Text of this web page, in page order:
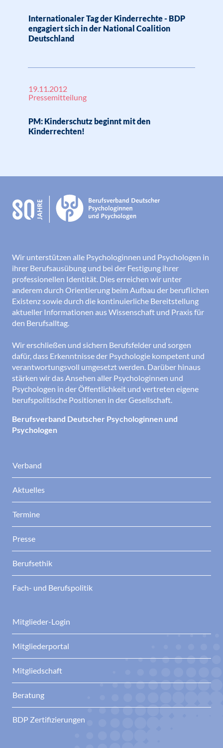
Internationaler Tag der Kinderrechte - BDP
engagiert sich in der National Coalition
Deutschland
19.11.2012
Pressemitteilung
PM: Kinderschutz beginnt mit den
Kinderrechten!
Wir unterstützen alle Psychologinnen und Psychologen in
ihrer Berufsausübung und bei der Festigung ihrer
professionellen Identität. Dies erreichen wir unter
anderem durch Orientierung beim Aufbau der beruflichen
Existenz sowie durch die kontinuierliche Bereitstellung
aktueller Informationen aus Wissenschaft und Praxis für
den Berufsalltag.
Wir erschließen und sichern Berufsfelder und sorgen
dafür, dass Erkenntnisse der Psychologie kompetent und
verantwortungsvoll umgesetzt werden. Darüber hinaus
stärken wir das Ansehen aller Psychologinnen und
Psychologen in der Öffentlichkeit und vertreten eigene
berufspolitische Positionen in der Gesellschaft.
Berufsverband Deutscher Psychologinnen und
Psychologen
Verband
Aktuelles
Termine
Presse
Berufsethik
Fach- und Berufspolitik
Mitglieder-Login
Mitgliederportal
Mitgliedschaft
Beratung
BDP Zertifizierungen